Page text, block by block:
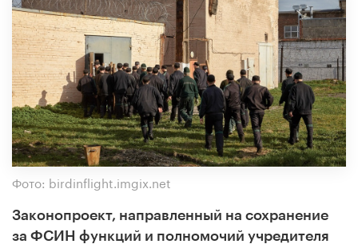
Фото: birdinflight.imgix.net
Законопроект, направленный на сохранение
за ФСИН функций и полномочий учредителя